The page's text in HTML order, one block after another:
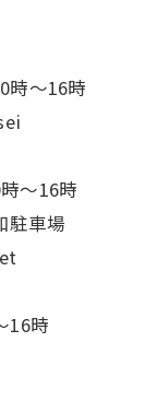
〜16時
〜16時
駐車場
時